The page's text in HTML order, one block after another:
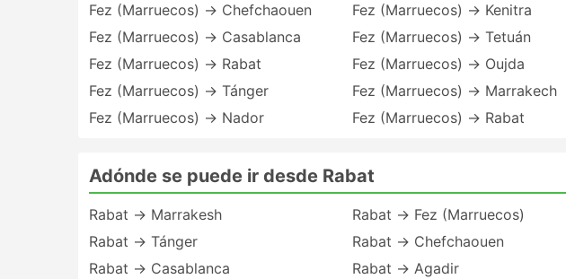
Fez (Marruecos) → Chefchaouen
Fez (Marruecos) → Casablanca
Fez (Marruecos) → Rabat
Fez (Marruecos) → Tánger
Fez (Marruecos) → Nador
Fez (Marruecos) → Kenitra
Fez (Marruecos) → Tetuán
Fez (Marruecos) → Oujda
Fez (Marruecos) → Marrakech
Fez (Marruecos) → Rabat
Adónde se puede ir desde Rabat
Rabat → Marrakesh
Rabat → Tánger
Rabat → Casablanca
Rabat → Fez (Marruecos)
Rabat → Chefchaouen
Rabat → Agadir